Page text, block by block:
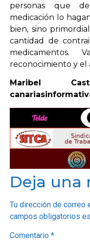
personas que
medicación lo
bien, sino
cantidad de
reconocimiento y el
Maribel
Deja una
Tu dirección de correo
campos obligatorios
Comentario *